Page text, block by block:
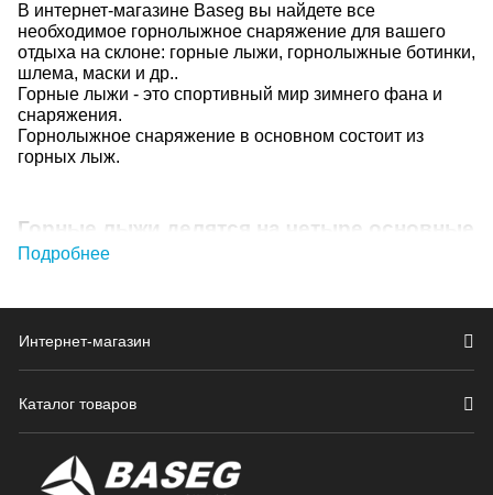
В интернет-магазине Baseg вы найдете все
необходимое горнолыжное снаряжение для вашего
отдыха на склоне: горные лыжи, горнолыжные ботинки,
шлема, маски и др..
Горные лыжи - это спортивный мир зимнего фана и
снаряжения.
Горнолыжное снаряжение в основном состоит из
горных лыж.
Горные лыжи делятся на четыре основные
группы:
по ухоженным склонам (горнолыжным трассам)
Фрирайдные горные лыжи - это лыжи для катания
любителей готовых трасс, но и те, кто может
выехать за ее пределы.
Спортивные лыжи - это лыжи для спортивных
дисциплин - слалом, гигантский слалом и другие.
Подробнее
Интернет-магазин
Каталог товаров